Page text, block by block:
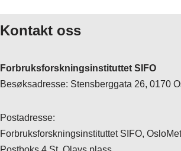
Kontakt oss
Forbruksforskningsinstituttet SIFO
Besøksadresse: Stensberggata 26, 0170
Postadresse:
Forbruksforskningsinstituttet SIFO,